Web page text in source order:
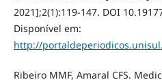
2021];2(1):119-147. DOI
Disponível em:
http://
Ribeiro MMF, Amaral CFS.